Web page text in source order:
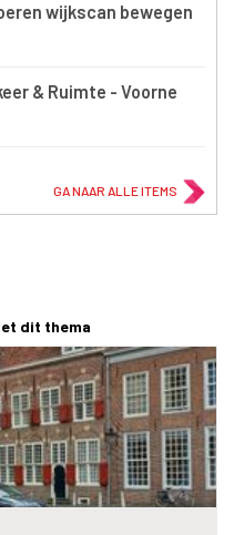
wijkscan bewegen
& Ruimte - Voorne
GA NAAR ALLE ITEMS
dit thema